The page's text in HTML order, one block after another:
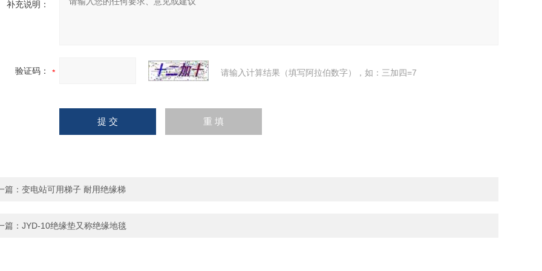
补充说明：
验证码： 请输入计算结果（填写阿拉伯数字），如：三加四=7
篇： 变电站可用梯子 耐用绝缘梯
篇： JYD-10绝缘垫又称绝缘地毯